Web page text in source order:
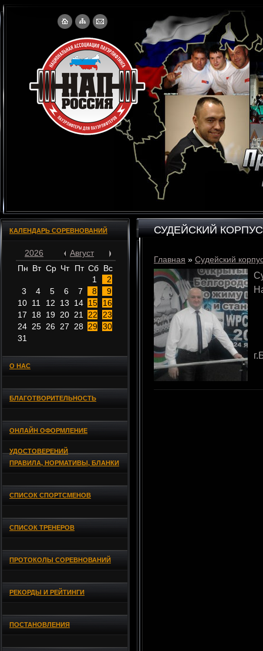
КАЛЕНДАРЬ СОРЕВНОВАНИЙ
2026
Август
Пн Вт Ср Чт Пт Сб Вс
1
2
3
4 5 6 7 8
9
10 11 12 13 14 15
16
17
18 19 20 21 22
23
24 25 26 27 28 29 30
31
О НАС
БЛАГОТВОРИТЕЛЬНОСТЬ
ОНЛАЙН ОФОРМЛЕНИЕ
УДОСТОВЕРЕНИЙ
ПРАВИЛА, НОРМАТИВЫ, БЛАНКИ
СПИСОК СПОРТСМЕНОВ
СПИСОК ТРЕНЕРОВ
ПРОТОКОЛЫ СОРЕВНОВАНИЙ
РЕКОРДЫ И РЕЙТИНГИ
ПОСТАНОВЛЕНИЯ
СУДЕЙСКИЙ КОРПУС
Главная » Судейский